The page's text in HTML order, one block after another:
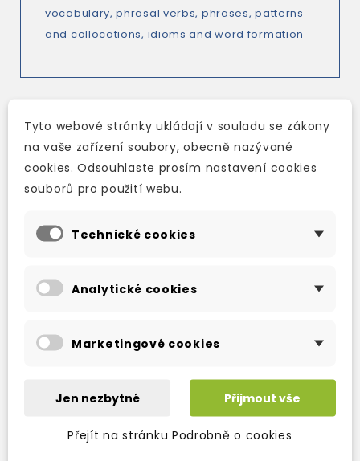
vocabulary, phrasal verbs, phrases, patterns
and collocations, idioms and word formation
TAKÉ DOPORUČUJEME
DESTINATION B1
VOCABULARY
STUDENT'S BOOK
DESTINATION B2
VOCABULARY
STUDENT'S BOOK
Tyto webové stránky ukládají v souladu se zákony
na vaše zařízení soubory, obecně nazývané
cookies. Odsouhlaste prosím nastavení cookies
souborů pro použití webu.
Technické cookies
Analytické cookies
Marketingové cookies
Jen nezbytné Přijmout vše
Přejít na stránku Podrobně o cookies